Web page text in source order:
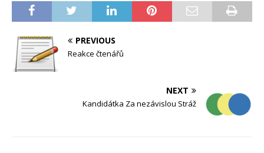
PREVIOUS
Reakce čtenářů
NEXT
Kandidátka Za nezávislou Stráž